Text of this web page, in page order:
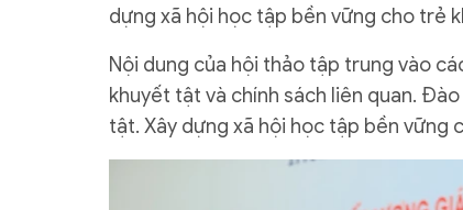
dựng xã hội học tập bền vững cho trẻ
Nội dung của hội thảo tập trung vào
khuyết tật và chính sách liên quan.
tật. Xây dựng xã hội học tập bền vững